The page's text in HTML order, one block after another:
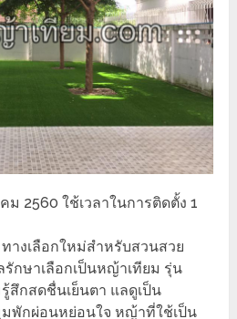
2560 ใช้เวลาในการติดตั้ง 1
างเลือกใหม่สำหรับสวนสวย
รักษาเลือกเป็นหญ้าเทียม รุ่น
สึกสดชื่นเย็นตา แลดูเป็น
พักผ่อนหย่อนใจ หญ้าที่ใช้เป็น